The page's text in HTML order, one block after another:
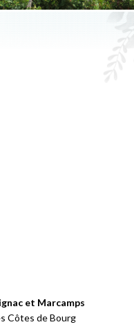
et Marcamps
Côtes de Bourg